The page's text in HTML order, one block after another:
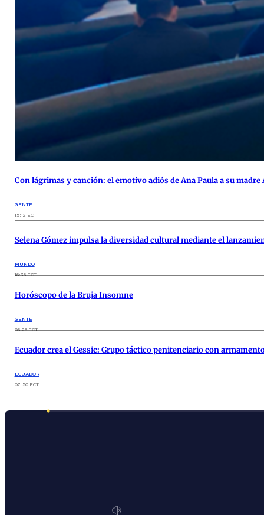
Con lágrimas y canción: el emotivo adiós de Ana Paula a su madre
GENTE
15:12 ECT
Selena Gómez impulsa la diversidad cultural mediante el
MUNDO
16:36 ECT
Horóscopo de la Bruja Insomne
GENTE
06:26 ECT
Ecuador crea el Gessic: Grupo táctico penitenciario con
ECUADOR
07:50 ECT